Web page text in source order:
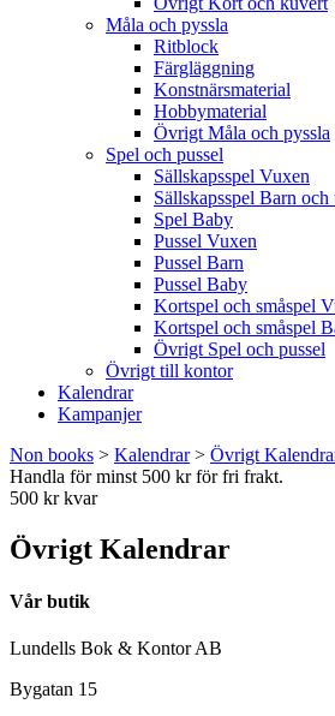
Måla och pyssla
Ritblock
Färgläggning
Konstnärsmaterial
Hobbymaterial
Övrigt Måla och pyssla
Spel och pussel
Sällskapsspel Vuxen
Sällskapsspel Barn
Spel Baby
Pussel Vuxen
Pussel Barn
Pussel Baby
Kortspel och småspel
Kortspel och småspel
Övrigt Spel och pussel
Övrigt till kontor
Kalendrar
Kampanjer
Non books > Kalendrar> Övrigt
Handla för minst 500 kr för fri frakt.
500 kr kvar
Övrigt Kalendrar
Vår butik
Lundells Bok & Kontor AB
Bygatan 15